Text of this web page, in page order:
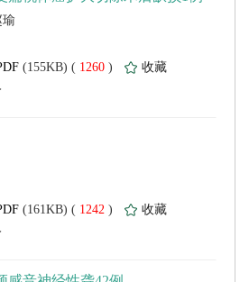
1260 )
1242 )